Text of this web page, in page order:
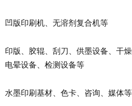
凹版印刷机、无溶剂复合机等
印版、胶辊、刮刀、供墨设备、干
电晕设备、检测设备等
水墨印刷基材、色卡、咨询、媒体等